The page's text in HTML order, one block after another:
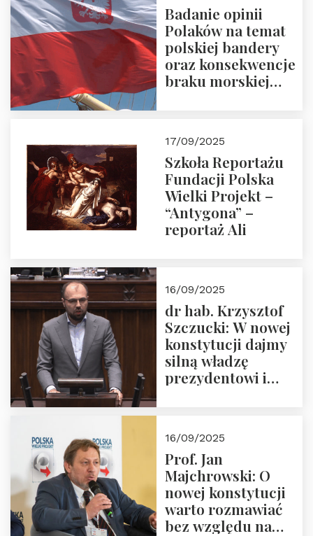
Badanie opinii
Polaków na temat
polskiej bandery
oraz konsekwencje
braku morskiej
17/09/2025
Szkoła Reportażu
Fundacji Polska
Wielki Projekt –
“Antygona” –
reportaż Ali
16/09/2025
dr hab. Krzysztof
Szczucki: W nowej
konstytucji dajmy
silną władzę
prezydentowi i
16/09/2025
Prof. Jan
Majchrowski: O
nowej konstytucji
warto rozmawiać
bez względu na